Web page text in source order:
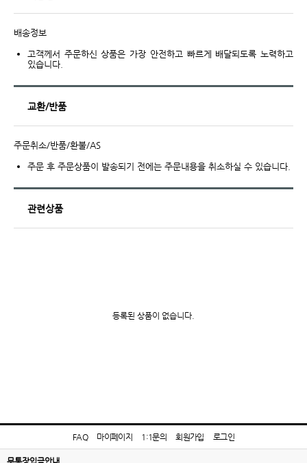
배송정보
고객께서 주문하신 상품은 가장 안전하고 빠르게 배달되도록 노력하고
있습니다.
교환/반품
주문취소/반품/환불/AS
주문 후 주문상품이 발송되기 전에는 주문내용을 취소하실 수 있습니다.
관련상품
등록된 상품이 없습니다.
FAQ 마이페이지 1:1문의 회원가입 로그인